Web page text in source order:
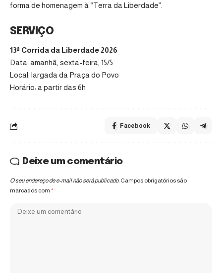
forma de homenagem à “Terra da Liberdade”.
SERVIÇO
13ª Corrida da Liberdade 2026
Data: amanhã, sexta-feira, 15/5
Local: largada da Praça do Povo
Horário: a partir das 6h
Facebook
Deixe um comentário
O seu endereço de e-mail não será publicado. Campos obrigatórios são
marcados com *